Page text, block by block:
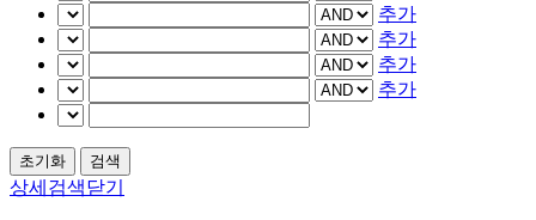
추가
추가
추가
추가
상세검색닫기